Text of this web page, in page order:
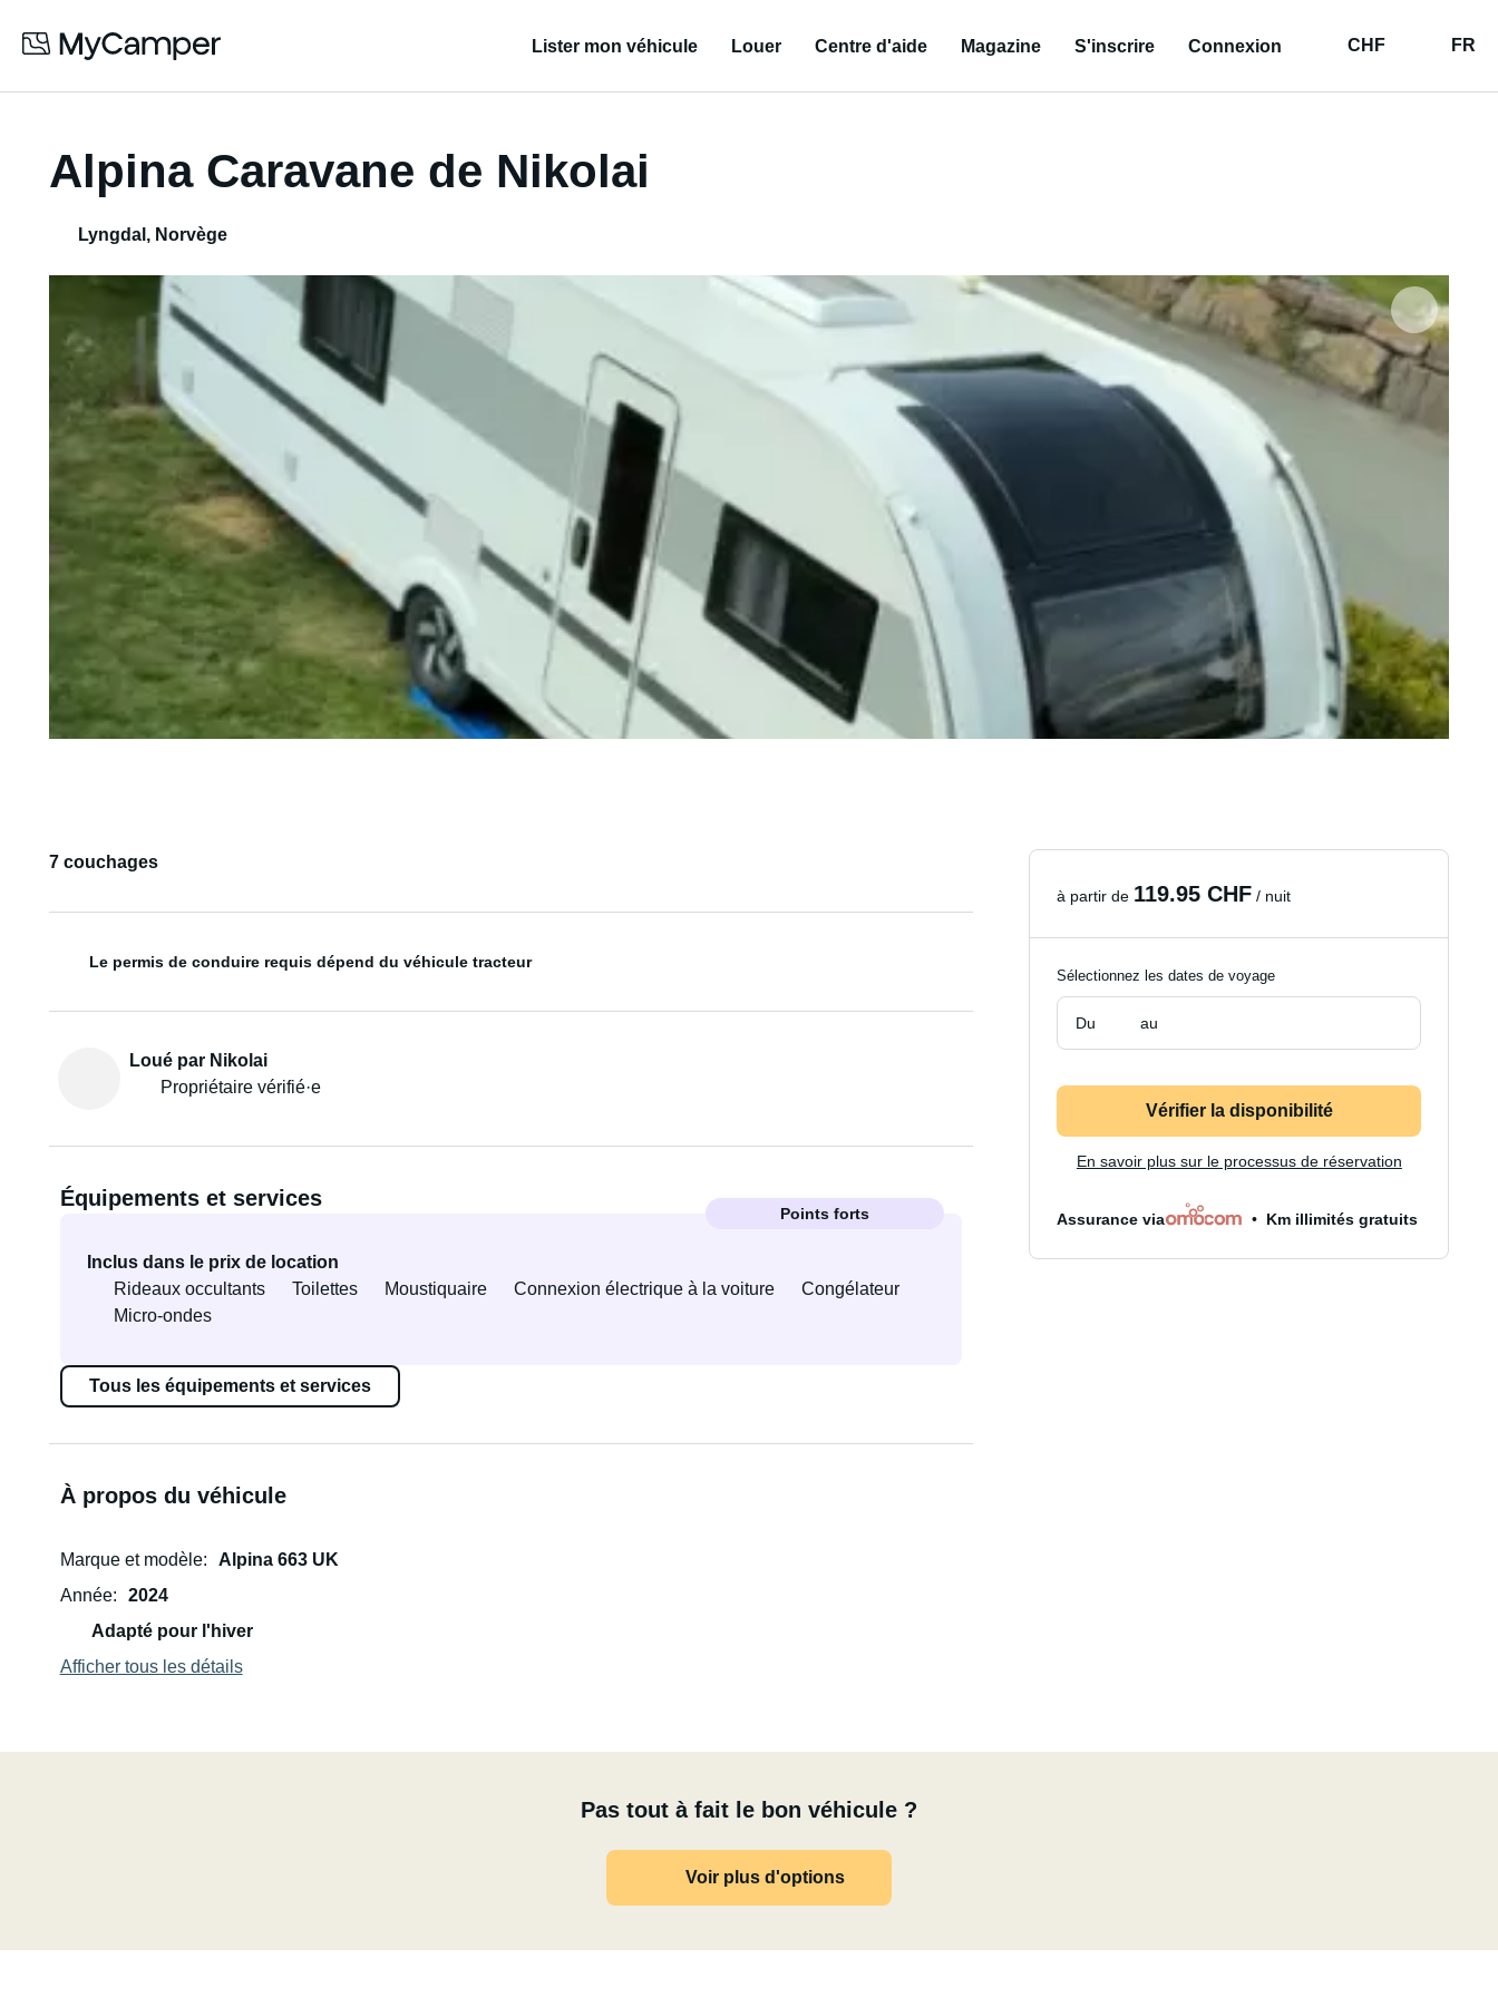
Lister mon véhicule Louer Centre d'aide Magazine S'inscrire Connexion CHF FR
Alpina Caravane de Nikolai
Lyngdal , Norvège
7 couchages
Le permis de conduire requis dépend du véhicule tracteur
Loué par Nikolai
Propriétaire vérifié·e
Équipements et services
Points forts
Inclus dans le prix de location
Rideaux occultants
Toilettes Moustiquaire Connexion électrique à la voiture
Congélateur
Micro-ondes
Tous les équipements et services
À propos du véhicule
Marque et modèle
Alpina 663 UK
Année
2024
Adapté pour l'hiver
Afficher tous les détails
Pas tout à fait le bon véhicule ?
Voir plus d'options
à partir de 119.95 CHF / nuit
Sélectionnez les dates de voyage
Du au
Vérifier la disponibilité
En savoir plus sur le processus de réservation
Assurance via Km illimités gratuits